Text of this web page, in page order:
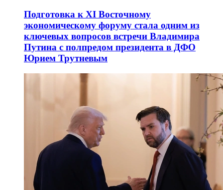
Подготовка к XI Восточному
экономическому форуму стала одним из
ключевых вопросов встречи Владимира
Путина с полпредом президента в ДФО
Юрием Трутневым